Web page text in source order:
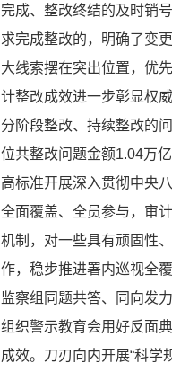
完成、整改终结的及时销
求完成整改的，明确了变
大线索摆在突出位置，优
计整改成效进一步彰显权
分阶段整改、持续整改的
位共整改问题金额1.04万
高标准开展深入贯彻中央
全面覆盖、全员参与，审
机制，对一些具有顽固性
作，稳步推进署内巡视全
监察组同题共答、同向发
组织警示教育会用好反面
成效。刀刃向内开展“科学